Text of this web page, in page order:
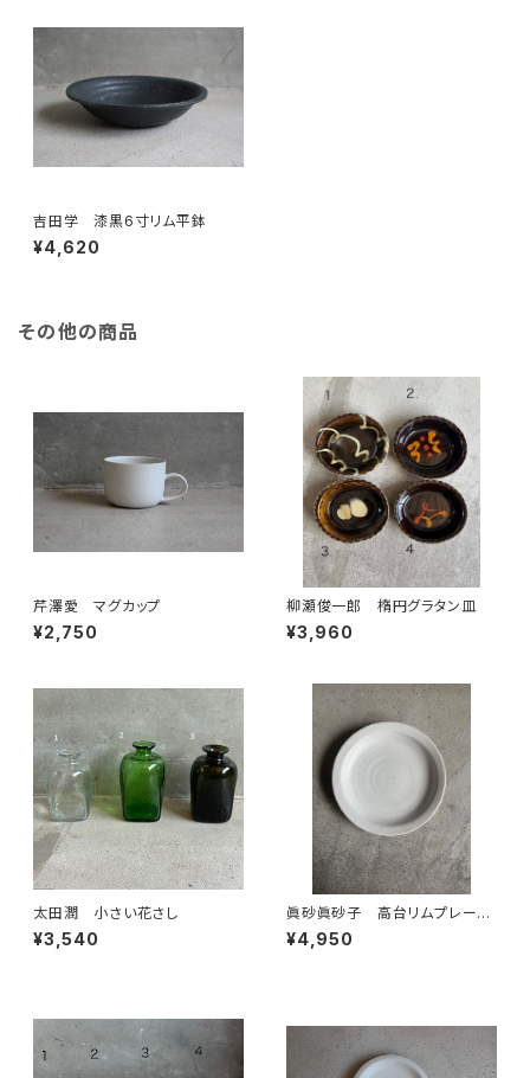
吉田学 漆黒6寸リム平鉢
¥4,620
その他の商品
芹澤愛 マグカップ
¥2,750
柳瀬俊一郎 楕円グラタン皿
¥3,960
太田潤 小さい花さし
¥3,540
眞砂眞砂子 高台リムプレート
M
¥4,950